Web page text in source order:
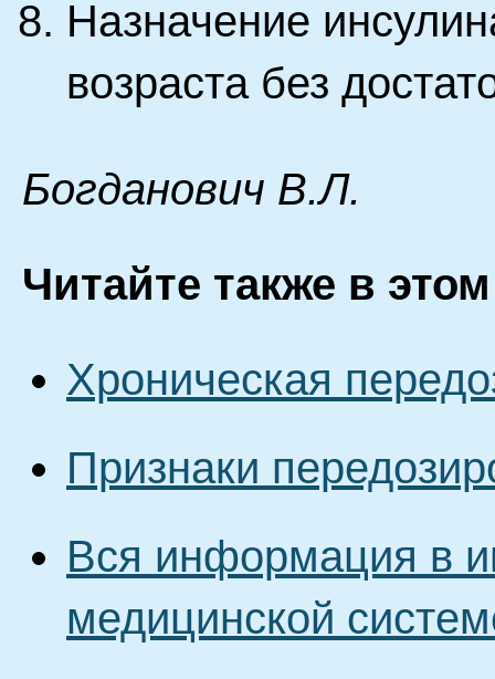
Назначение
возраста без
Бoгдaнoвич B.Л.
Читайте также в
Хроническая
Признаки
Вся информация в
медицинской